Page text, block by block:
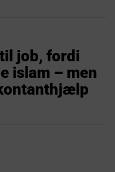
job, fordi
islam – men